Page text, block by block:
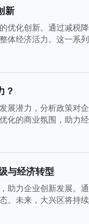
新
优化创新。通过减税
体经济活力。这一系
？
展潜力，分析政策对
化的商业氛围，助力
与经济转型
助力企业创新发展。
。未来，大兴区将持